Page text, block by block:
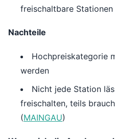
freischaltbare Stationen
Nachteile
Hochpreiskategorie
werden
Nicht jede Station
freischalten, teils
(MAINGAU)